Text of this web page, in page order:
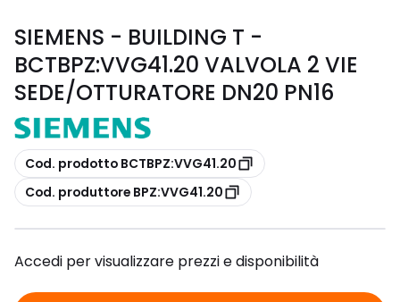
SIEMENS - BUILDING T -
BCTBPZ:VVG41.20 VALVOLA 2 VIE
SEDE/OTTURATORE DN20 PN16
copia
Cod. prodotto BCTBPZ:VVG41.20
copia
Cod. produttore BPZ:VVG41.20
Accedi per visualizzare prezzi e disponibilità